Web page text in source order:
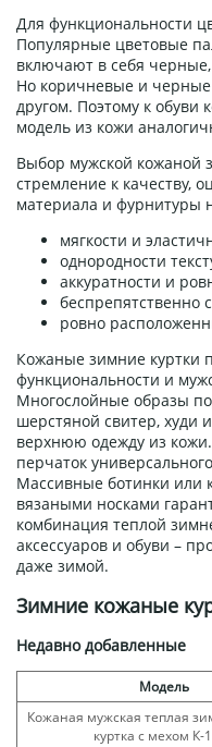
Для функциональности
Популярные цветовые
включают в себя
Но коричневые и черные
другом. Поэтому к обуви
модель из кожи
Выбор мужской кожаной
стремление к качеству,
материала и фурнитуры
мягкости и
однородности
аккуратности и
беспрепятственно
ровно
Кожаные зимние куртки
функциональности и
Многослойные образы
шерстяной свитер, худи
верхнюю одежду из
перчаток
Массивные ботинки или
вязаными носками
комбинация теплой
аксессуаров и обуви –
даже зимой.
Зимние кожаные
Недавно добавленные
Модель
Кожаная мужская теплая
куртка с мехом К-